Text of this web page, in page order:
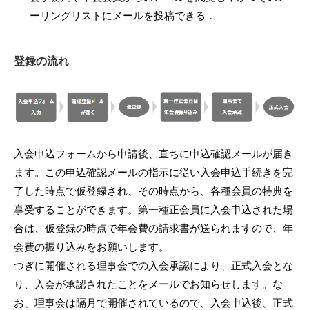
ーリングリストにメールを投稿できる．
登録の流れ
入会申込フォームから申請後、直ちに申込確認メールが届き
ます。この申込確認メールの指示に従い入会申込手続きを完
了した時点で仮登録され、その時点から、各種会員の特典を
享受することができます。第一種正会員に入会申込された場
合は、仮登録の時点で年会費の請求書が送られますので、年
会費の振り込みをお願いします。
つぎに開催される理事会での入会承認により、正式入会とな
り、入会が承認されたことをメールでお知らせします。な
お、理事会は隔月で開催されているので、入会申込後、正式